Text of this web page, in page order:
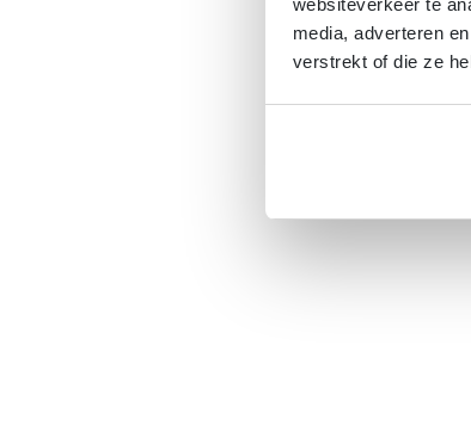
websiteverkeer te
media, adverteren
verstrekt of die ze